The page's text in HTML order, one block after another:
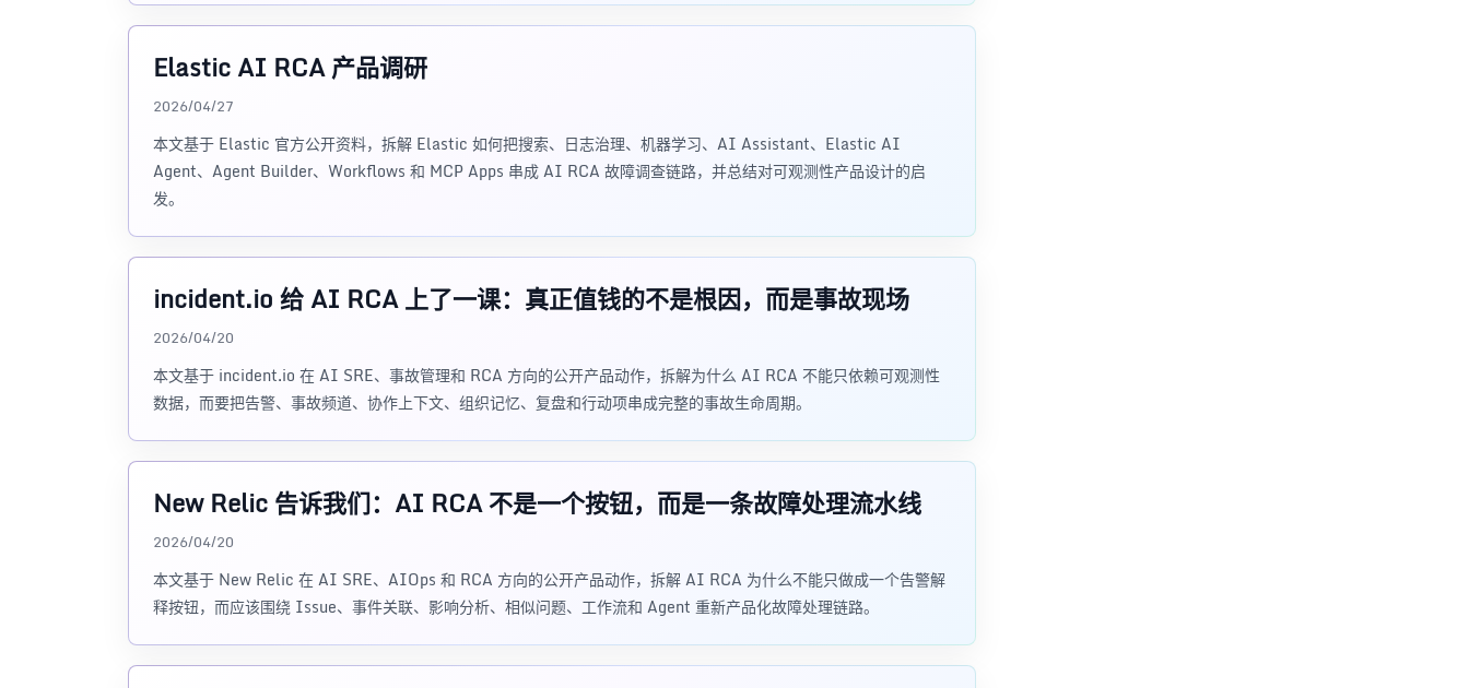
Elastic AI RCA 产品调研
2026/04/27
本文基于 Elastic 官方公开资料，拆解 Elastic 如何把搜索、日志治理、机器学习、AI Assistant、Elastic AI
Agent、Agent Builder、Workflows 和 MCP Apps 串成 AI RCA 故障调查链路，并总结对可观测性产品设计的启
发。
incident.io 给 AI RCA 上了一课：真正值钱的不是根因，而是事故现场
2026/04/20
本文基于 incident.io 在 AI SRE、事故管理和 RCA 方向的公开产品动作，拆解为什么 AI RCA 不能只依赖可观测性
数据，而要把告警、事故频道、协作上下文、组织记忆、复盘和行动项串成完整的事故生命周期。
New Relic 告诉我们：AI RCA 不是一个按钮，而是一条故障处理流水线
2026/04/20
本文基于 New Relic 在 AI SRE、AIOps 和 RCA 方向的公开产品动作，拆解 AI RCA 为什么不能只做成一个告警解
释按钮，而应该围绕 Issue、事件关联、影响分析、相似问题、工作流和 Agent 重新产品化故障处理链路。